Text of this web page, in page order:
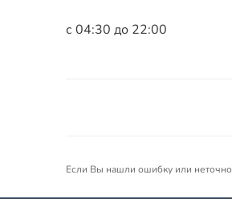
с 04:30 до 22:00
Если Вы нашли ошибку или